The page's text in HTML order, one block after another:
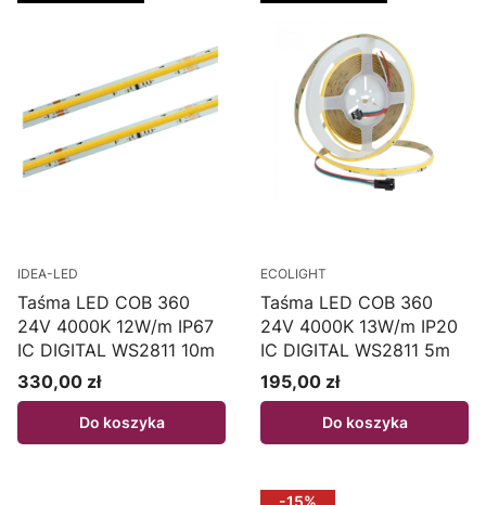
IDEA-LED
Taśma LED COB 360
24V 4000K 12W/m IP67
IC DIGITAL WS2811 10m
Cena
330,00 zł
Do koszyka
ECOLIGHT
Taśma LED COB 360
24V 4000K 13W/m IP20
IC DIGITAL WS2811 5m
Cena
195,00 zł
Do koszyka
-15%